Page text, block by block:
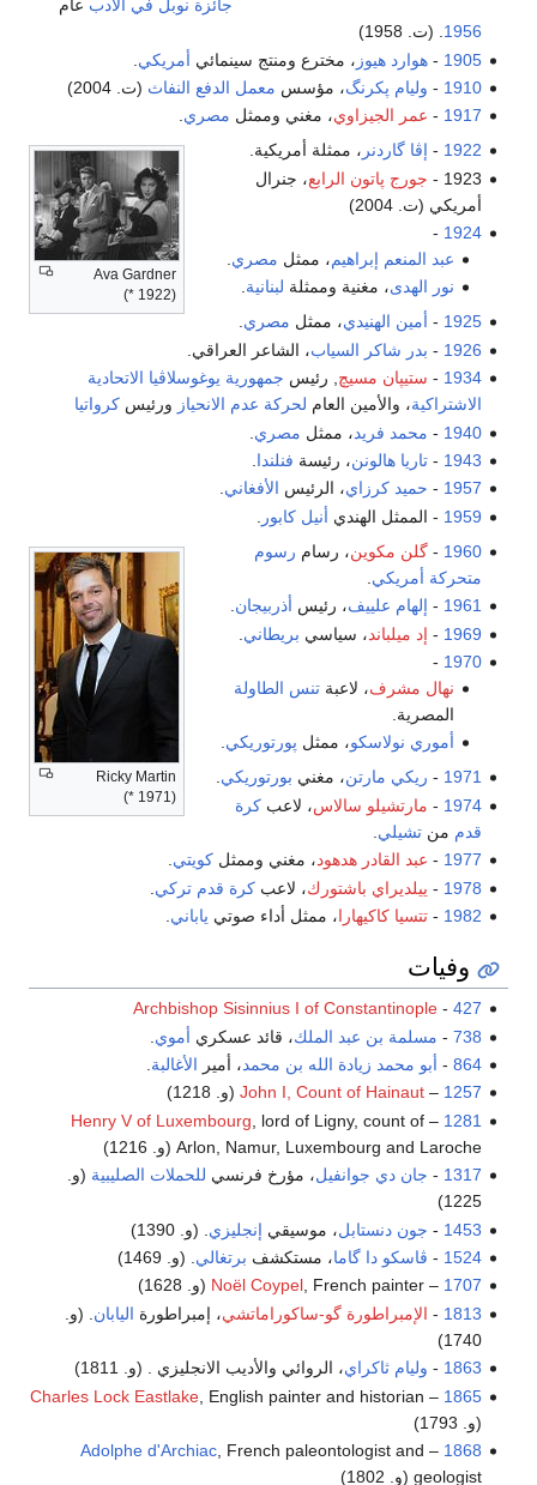
جائزة نوبل في الأدب عام
1956 . (ت. 1958)
1905
-هوارد هيوز ، مخترع ومنتج سينمائي أمريكي
1910
- وليام پكرنگ، مؤسس معمل الدفع النفاث (ت. 2004)
1917
- عمر الجيزاوي، مغني وممثل مصري.
Ava Gardner
(* 1922)
1922
- إڤا گاردنر ، ممثلة أمريكية.
1923 -
جورج پاتون الرابع، جنرال
أمريكي (ت. 2004)
1924
-
عبد المنعم إبراهيم، ممثل مصري
نور الهدى، مغنية وممثلة لبنانية.
1925
- أمين الهنيدي، ممثل مصري.
1926
- بدر شاكر السياب، الشاعر العراقي.
1934
- ستيپان مسيچ, رئيس جمهورية يوغوسلاڤيا الاتحادية
الاشتراكية، والأمين العام لحركة عدم الانحياز ورئيسكرواتيا
1940
- محمد فريد، ممثل مصري
1943
-تاريا هالونن، رئيسة فنلندا
1957
- حميد كرزاي، الرئيس الأفغاني.
1959 - الممثل الهندي أنيل كابور
Ricky Martin
(* 1971)
1960
-گلن مكوين، رسام رسوم
متحركة أمريكي
1961
- إلهام علييف، رئيس أذربيجان.
1969
- إد ميلباند، سياسي بريطاني
1970
-
نهال مشرف، لاعبة تنس الطاولة
المصرية.
أموري نولاسكو، ممثل پورتوريكي.
1971
- ريكي مارتن، مغني بورتوريكي.
1974
- مارتشيلو سالاس، لاعبكرة
قدم منتشيلي
1977
- عبد القادر هدهود، مغني وممثلكويتي
1978
- ييلديراي باشتورك، لاعبكرة قدم تركي
1982
-تتسيا كاكيهارا، ممثل أداء صوتي ياباني
وفيات
427
-
Archbishop Sisinnius I of Constantinople
738
- مسلمة بن عبد الملك، قائد عسكري أموي
864
- أبو محمد زيادة الله بن محمد، أمير الأغالبة
1257
–
John I, Count of Hainaut (و. 1218)
1281
–
Henry V of Luxembourg , lord of Ligny, count of
Arlon, Namur, Luxembourg and Laroche (و. 1216)
1317
- جان دي جوانفيل، مؤرخ فرنسي للحملات الصليبية (و.
1225)
1453
- جون دنستابل، موسيقي إنجليزي . (و. 1390)
1524
- ڤاسكو دا گاما، مستكشف برتغالي . (و. 1469)
1707
–
Noël Coypel, French painter (و. 1628)
1813
- الإمبراطورة گو-ساكوراماتشي، إمبراطورة اليابان . (و.
1740)
1863
- وليام ثاكراي، الروائي والأديب الانجليزي . (و. 1811)
1865
–
Charles Lock Eastlake, English painter and historian
(و. 1793)
1868
–
Adolphe d'Archiac, French paleontologist and
geologist (و. 1802)